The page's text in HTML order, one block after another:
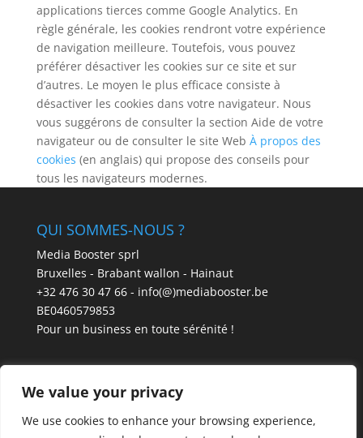
We value your privacy
We use cookies to enhance your browsing experience,
applications tierces comme Google Analytics. En
règle générale, les cookies rendront votre expérience
de navigation meilleure. Toutefois, vous pouvez
préférer désactiver les cookies sur ce site et sur
d’autres. Le moyen le plus efficace consiste à
désactiver les cookies dans votre navigateur. Nous
vous suggérons de consulter la section Aide de votre
navigateur ou de consulter le site Web À propos des
cookies (en anglais) qui propose des conseils pour
tous les navigateurs modernes.
QUI SOMMES-NOUS ?
Media Booster sprl
Bruxelles - Brabant wallon - Hainaut
+32 476 30 47 66 - info(@)mediabooster.be
BE0460579853
Pour un business en toute sérénité !